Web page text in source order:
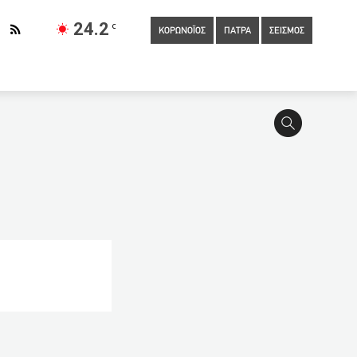
24.2 C
ΚΟΡΩΝΟΪΟΣ ΠΑΤΡΑ ΣΕΙΣΜΟΣ
ο Παππάςστην προανακριτική για το ΣΥΡΙΖΑ Channel
Εγκρίθηκε από την Κομισιόν το